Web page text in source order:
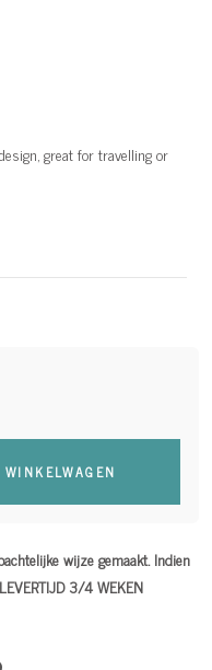
great for travelling or
wijze gemaakt. Indien
3/4 WEKEN